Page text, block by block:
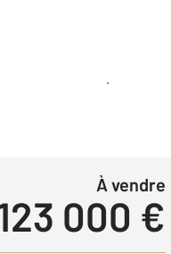
Créer une alerte
à vendre
123 000 €